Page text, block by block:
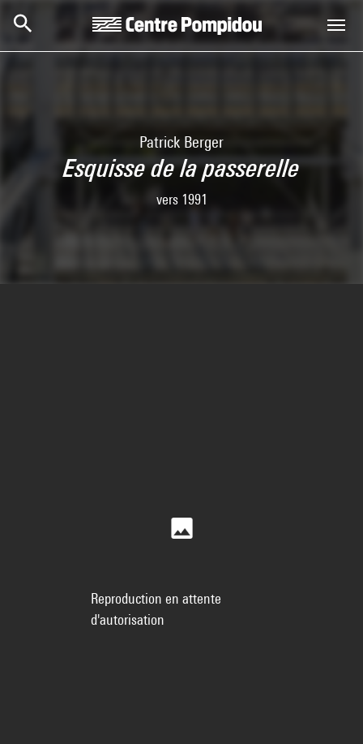
Patrick Berger
Esquisse de la passerelle
vers 1991
Reproduction en attente
d'autorisation